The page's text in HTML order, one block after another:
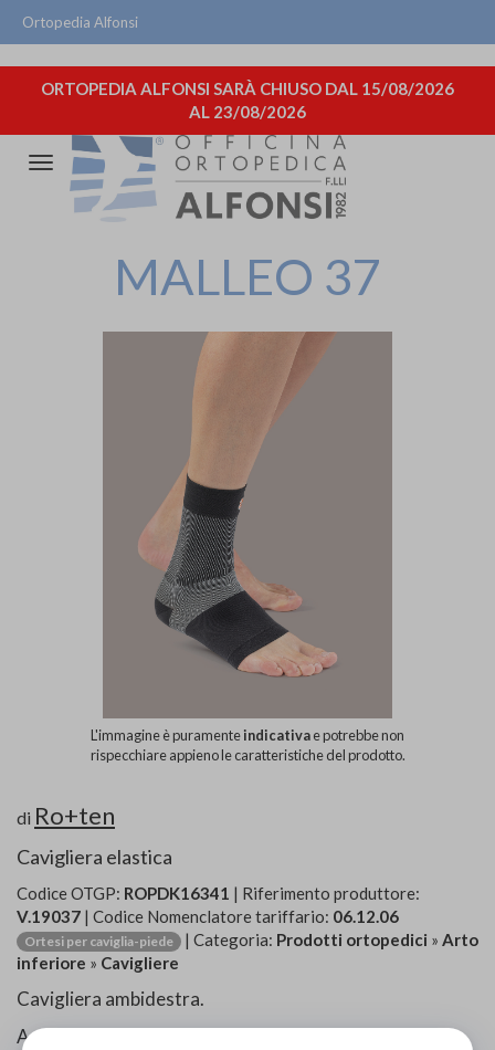
Ortopedia Alfonsi
ORTOPEDIA ALFONSI SARÀ CHIUSO DAL 15/08/2026
AL 23/08/2026
Attiva/disattiva
navigazione
MALLEO 37
L'immagine è puramenteindicativae potrebbe non
rispecchiare appieno le caratteristiche del prodotto.
di Ro+ten
Cavigliera elastica
Codice OTGP: ROPDK16341 | Riferimento produttore:
V.19037 | Codice Nomenclatore tariffario: 06.12.06
Ortesi per caviglia-piede | Categoria: Prodotti ortopedici » Arto
inferiore » Cavigliere
Cavigliera ambidestra.
Applicazione: Infilare il tubolare con l’etichetta